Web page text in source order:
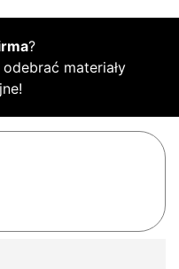
?
materiały